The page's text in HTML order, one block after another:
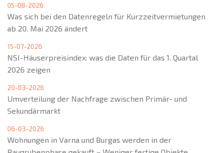
05-08-2026
Was sich bei den Datenregeln für Kurzzeitvermietungen
ab 20. Mai 2026 ändert
15-07-2026
NSI-Häuserpreisindex: was die Daten für das 1. Quartal
2026 zeigen
20-03-2026
Umverteilung der Nachfrage zwischen Primär- und
Sekundärmarkt
06-03-2026
Wohnungen in Varna und Burgas werden in der